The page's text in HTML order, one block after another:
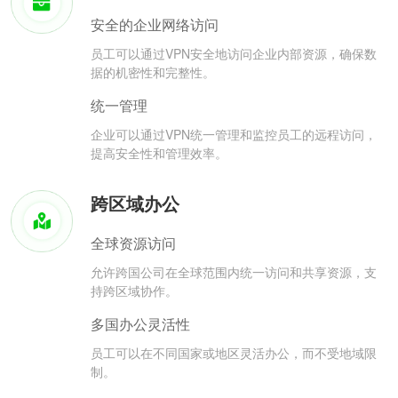
安全的企业网络访问
员工可以通过VPN安全地访问企业内部资源，确保数
据的机密性和完整性。
统一管理
企业可以通过VPN统一管理和监控员工的远程访问，
提高安全性和管理效率。
跨区域办公
全球资源访问
允许跨国公司在全球范围内统一访问和共享资源，支
持跨区域协作。
多国办公灵活性
员工可以在不同国家或地区灵活办公，而不受地域限
制。